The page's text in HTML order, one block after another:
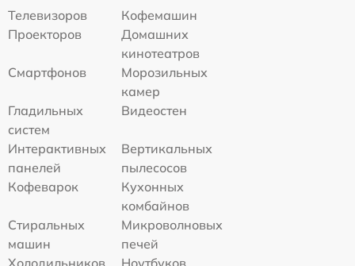
Телевизоров
Кофемашин
Проекторов
Домашних
кинотеатров
Смартфонов
Морозильных
камер
Гладильных
систем
Видеостен
Интерактивных
панелей
Вертикальных
пылесосов
Кофеварок
Кухонных
комбайнов
Стиральных
машин
Микроволновых
печей